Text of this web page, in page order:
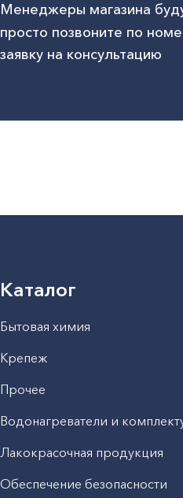
Менеджеры магазина
просто позвоните по
заявку на консультацию
Каталог
Бытовая химия
Крепеж
Прочее
Водонагреватели и
Лакокрасочная продукция
Обеспечение безопасности